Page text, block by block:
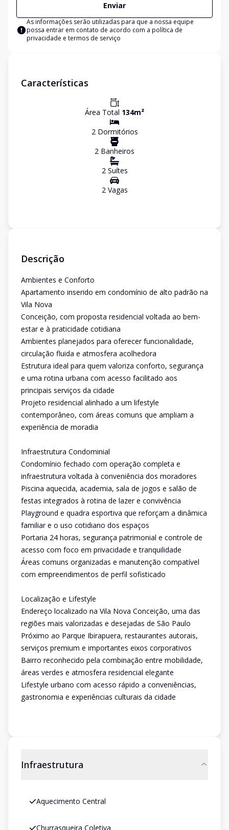
Enviar
As informações serão utilizadas para que a nossa equipe
possa entrar em contato de acordo com a política de
privacidade e termos de serviço
Características
Área Total 134m²
2Dormitórios
2 Banheiros
2Suítes
2Vagas
Descrição
Ambientes e Conforto
Apartamento inserido em condomínio de alto padrão na
Vila Nova
Conceição, com proposta residencial voltada ao bem-
estar e à praticidade cotidiana
Ambientes planejados para oferecer funcionalidade,
circulação fluida e atmosfera acolhedora
Estrutura ideal para quem valoriza conforto, segurança
e uma rotina urbana com acesso facilitado aos
principais serviços da cidade
Projeto residencial alinhado a um lifestyle
contemporâneo, com áreas comuns que ampliam a
experiência de moradia
Infraestrutura Condominial
Condomínio fechado com operação completa e
infraestrutura voltada à conveniência dos moradores
Piscina aquecida, academia, sala de jogos e salão de
festas integrados à rotina de lazer e convivência
Playground e quadra esportiva que reforçam a dinâmica
familiar e o uso cotidiano dos espaços
Portaria 24 horas, segurança patrimonial e controle de
acesso com foco em privacidade e tranquilidade
Áreas comuns organizadas e manutenção compatível
com empreendimentos de perfil sofisticado
Localização e Lifestyle
Endereço localizado na Vila Nova Conceição, uma das
regiões mais valorizadas e desejadas de São Paulo
Próximo ao Parque Ibirapuera, restaurantes autorais,
serviços premium e importantes eixos corporativos
Bairro reconhecido pela combinação entre mobilidade,
áreas verdes e atmosfera residencial elegante
Lifestyle urbano com acesso rápido a conveniências,
gastronomia e experiências culturais da cidade
Infraestrutura
Aquecimento Central
Churrasqueira Coletiva